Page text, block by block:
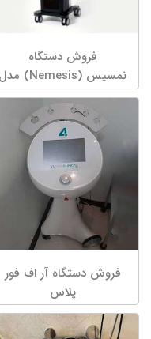
فروش دستگاه
نمسیس (Nemesis) مدل
۲۰۱۸
فروش دستگاه آر اف فور
پلاس